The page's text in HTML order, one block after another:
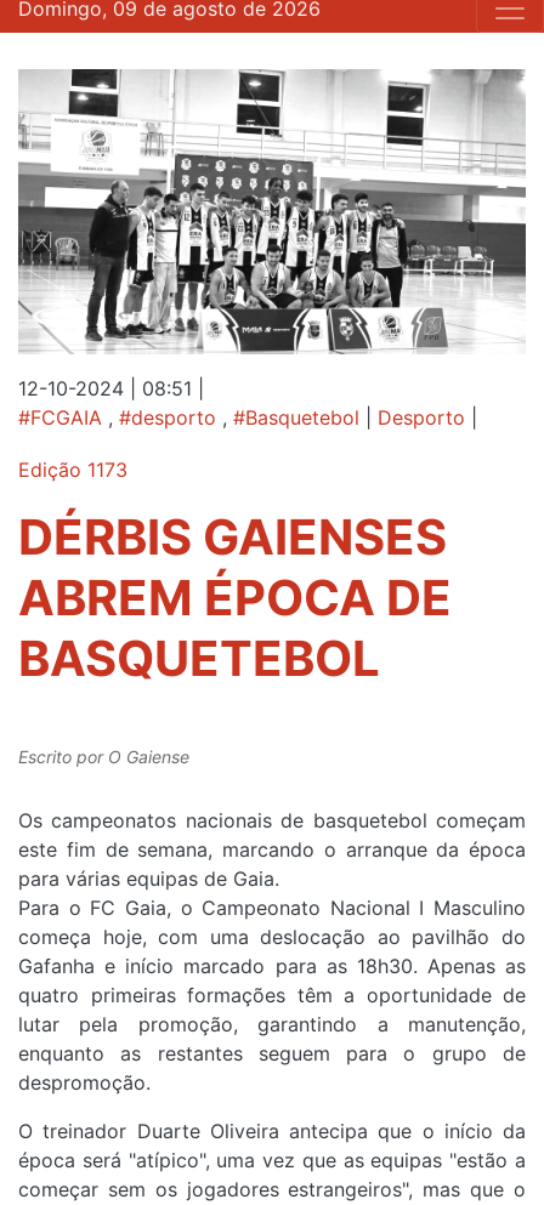
Domingo, 09 de agosto de 2026
12-10-2024 | 08:51
#FCGAIA , #desporto , #Basquetebol Desporto
Edição 1173
DÉRBIS GAIENSES
ABREM ÉPOCA DE
BASQUETEBOL
Escrito por O Gaiense
Os campeonatos nacionais de basquetebol começam
este fim de semana, marcando o arranque da época
para várias equipas de Gaia.
Para o FC Gaia, o Campeonato Nacional I Masculino
começa hoje, com uma deslocação ao pavilhão do
Gafanha e início marcado para as 18h30. Apenas as
quatro primeiras formações têm a oportunidade de
lutar pela promoção, garantindo a manutenção,
enquanto as restantes seguem para o grupo de
despromoção.
O treinador Duarte Oliveira antecipa que o início da
época será "atípico", uma vez que as equipas "estão a
começar sem os jogadores estrangeiros", mas que o